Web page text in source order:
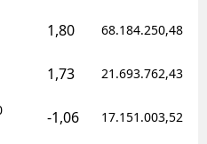
Kırıkkale
1,80 68.184.250,48
1,73 21.693.762,43
-1,06 17.151.003,52